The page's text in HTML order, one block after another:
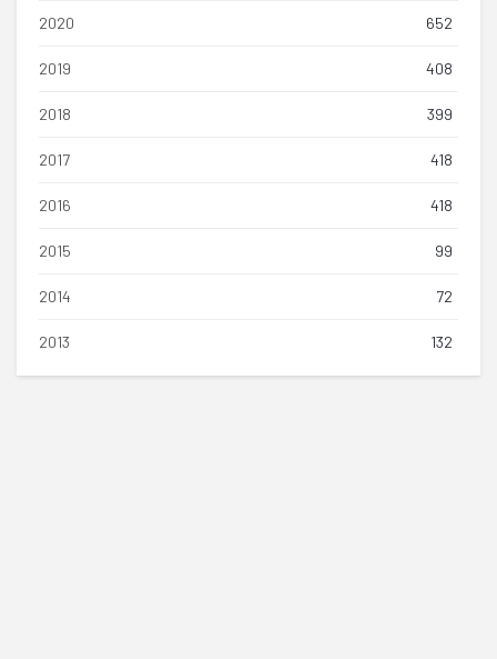
2020 652
2019 408
2018 399
2017 418
2016 418
2015 99
2014 72
2013 132